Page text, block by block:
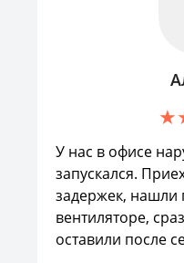
У нас в офисе
запускался.
задержек, нашли
вентиляторе,
оставили после